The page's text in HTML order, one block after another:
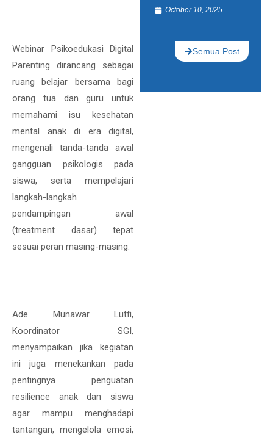
Webinar Psikoedukasi Digital
Parenting dirancang sebagai
ruang belajar bersama bagi
orang tua dan guru untuk
memahami isu kesehatan
mental anak di era digital,
mengenali tanda-tanda awal
gangguan psikologis pada
siswa, serta mempelajari
langkah-langkah
pendampingan awal
(treatment dasar) tepat
sesuai peran masing-masing.
Ade Munawar Lutfi,
Koordinator SGI,
menyampaikan jika kegiatan
ini juga menekankan pada
pentingnya penguatan
resilience anak dan siswa
agar mampu menghadapi
tantangan, mengelola emosi,
October 10, 2025
Semua Post